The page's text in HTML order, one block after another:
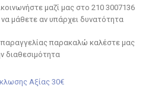
μαζί μας στο 210 3007136
μάθετε αν υπάρχει δυνατότητα
παρακαλώ καλέστε μας
διαθεσιμότητα
Αξίας 30€